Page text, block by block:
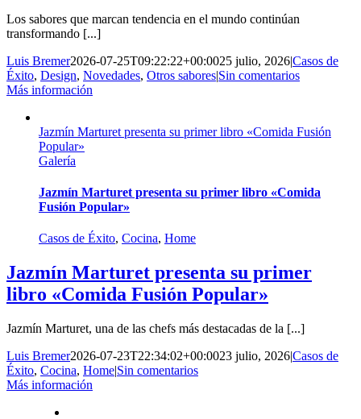
Los sabores que marcan tendencia en el mundo continúan
transformando [...]
Luis Bremer2026-07-25T09:22:22+00:0025 julio, 2026|Casos de
Éxito, Design, Novedades, Otros sabores|Sin comentarios
Más información
Jazmín Marturet presenta su primer libro «Comida Fusión
Popular»
Galería
Jazmín Marturet presenta su primer libro «Comida
Fusión Popular»
Casos de Éxito, Cocina, Home
Jazmín Marturet presenta su primer
libro «Comida Fusión Popular»
Jazmín Marturet, una de las chefs más destacadas de la [...]
Luis Bremer2026-07-23T22:34:02+00:0023 julio, 2026|Casos de
Éxito, Cocina, Home|Sin comentarios
Más información